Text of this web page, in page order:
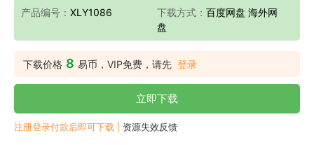
产品编号： XLY1086 下载方式： 百度网盘 海外网
盘
下载价格 8 易币，VIP免费，请先 登录
立即下载
注册登录付款后即可下载 | 资源失效反馈